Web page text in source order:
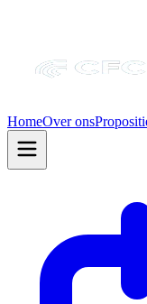
HomeOver ons